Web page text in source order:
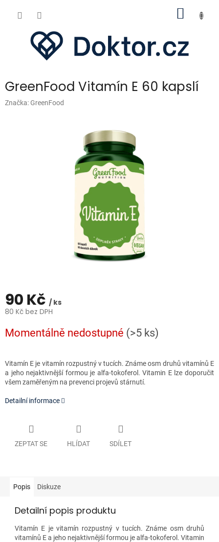
GreenFood Vitamín E 60 kapslí
Značka: GreenFood
90 Kč / ks
80 Kč bez DPH
cena:
Momentálně nedostupné (>5 ks)
Vitamín E je vitamín rozpustný v tucích. Známe osm druhů vitamínů E
a jeho nejaktivnější formou je alfa-tokoferol. Vitamin E lze doporučit
všem zaměřeným na prevenci projevů stárnutí.
Detailní informace
ZEPTAT SE HLÍDAT SDÍLET
Popis Diskuze
Detailní popis produktu
Vitamín E je vitamín rozpustný v tucích. Známe osm druhů
vitamínů E a jeho nejaktivnější formou je alfa-tokoferol. Vitamin